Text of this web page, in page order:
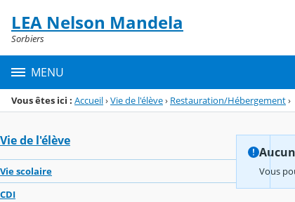
Menu de la rubrique
Contenu
LEA Nelson Mandela
Sorbiers
MENU
Vous êtes ici : Accueil›Vie de l'élève› Restauration/Hébergement›
Vie de l'élève
Vie scolaire
CDI
Vous